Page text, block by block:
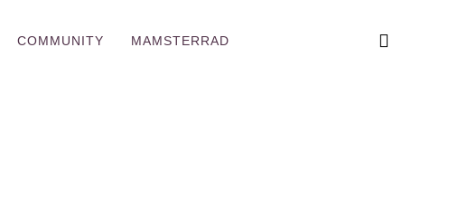
COMMUNITY MAMSTERRAD